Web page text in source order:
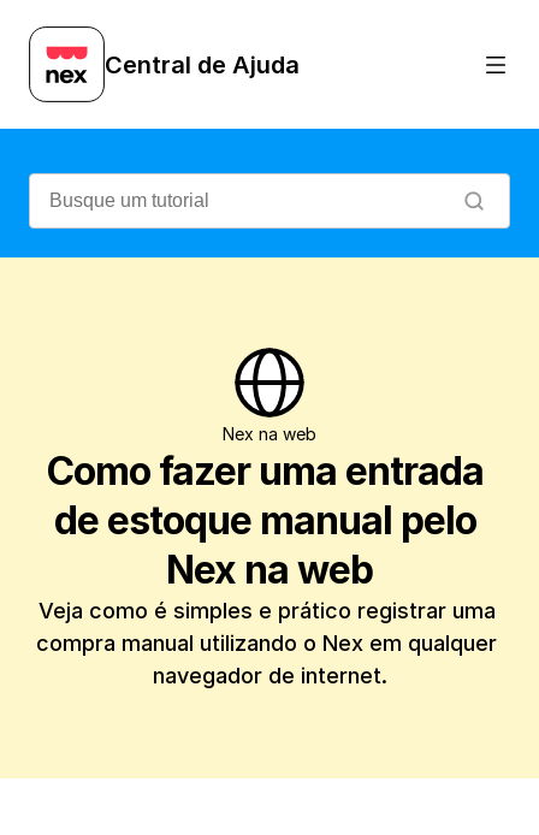
Central de Ajuda
Nex na web
Como fazer uma entrada
de estoque manual pelo
Nex na web
Veja como é simples e prático registrar uma
compra manual utilizando o Nex em qualquer
navegador de internet.